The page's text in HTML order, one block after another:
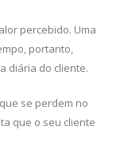
percebido. Uma
portanto,
diária do cliente.
se perdem no
que o seu cliente